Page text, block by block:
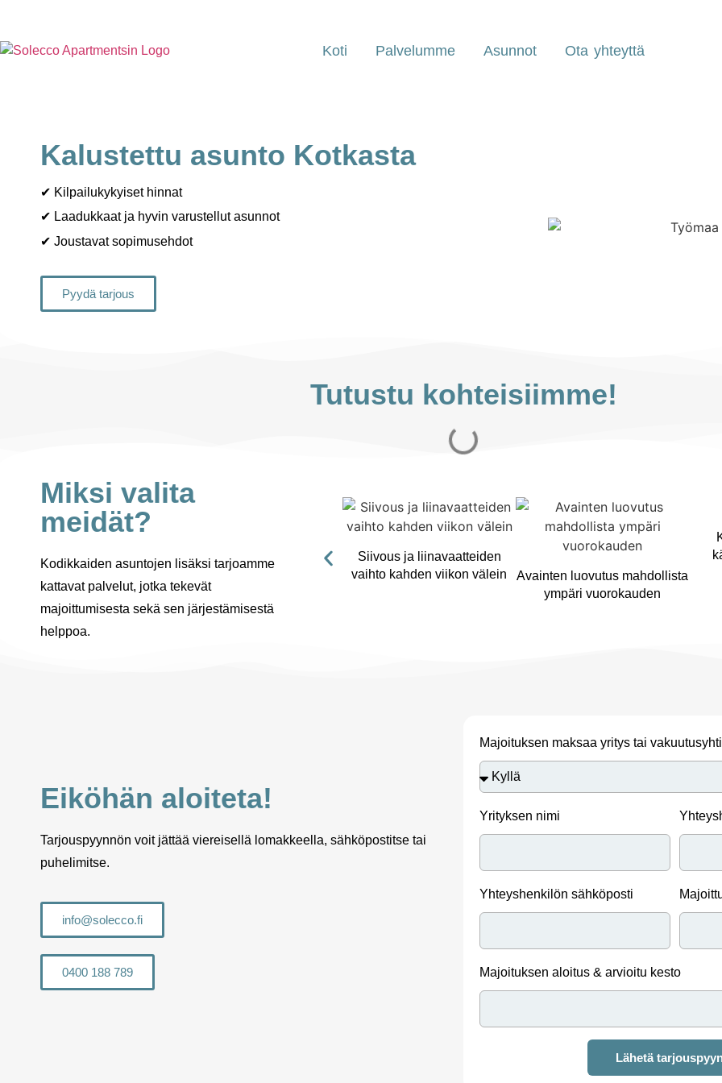
Koti Palvelumme Asunnot Ota yhteyttä
Kalustettu asunto Kotkasta
✔ Kilpailukykyiset hinnat
✔ Laadukkaat ja hyvin varustellut asunnot
✔ Joustavat sopimusehdot
Pyydä tarjous
Tutustu kohteisiimme!
Miksi valita
meidät?
Kodikkaiden asuntojen lisäksi tarjoamme
kattavat palvelut, jotka tekevät
majoittumisesta sekä sen järjestämisestä
helppoa.
Siivous ja liinavaatteiden
vaihto kahden viikon välein
Avainten luovutus mahdollista
ympäri vuorokauden
Eiköhän aloiteta!
Tarjouspyynnön voit jättää viereisellä lomakkeella, sähköpostitse tai
puhelimitse.
info@solecco.fi
0400 188 789
Majoituksen maksaa yritys tai
Yrityksen nimi
Yhteyshenkilön sähköposti
Majoituksen aloitus & arvioitu kesto
Lähetä